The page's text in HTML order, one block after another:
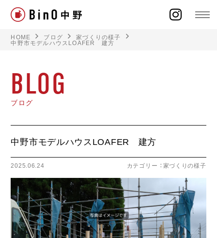
ラインナップ
施工事例
オーナー様の声
モデルハウス
ライフスタイル
HOME ブログ 家づくりの様子
中野市モデルハウスLOAFER 建方
BLOG
ブログ
中野市モデルハウスLOAFER 建方
2025.06.24 カテゴリー ： 家づくりの様子